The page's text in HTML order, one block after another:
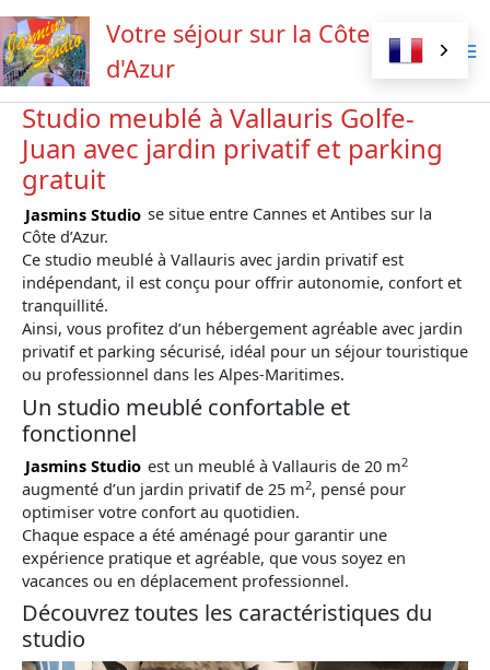
au
contenu
Votre séjour sur la Côte
d'Azur
Studio meublé à Vallauris Golfe-
Juan avec jardin privatif et parking
gratuit
Jasmins Studio se situe entre Cannes et Antibes sur la
Côte d’Azur.
Ce studio meublé à Vallauris avec jardin privatif est
indépendant, il est conçu pour offrir autonomie, confort et
tranquillité.
Ainsi, vous profitez d’un hébergement agréable avec jardin
privatif et parking sécurisé, idéal pour un séjour touristique
ou professionnel dans les Alpes-Maritimes.
Un studio meublé confortable et
fonctionnel
Jasmins Studio est un meublé à Vallauris de 20 m2
augmenté d’un jardin privatif de 25 m2, pensé pour
optimiser votre confort au quotidien.
Chaque espace a été aménagé pour garantir une
expérience pratique et agréable, que vous soyez en
vacances ou en déplacement professionnel.
Découvrez toutes les caractéristiques du
studio